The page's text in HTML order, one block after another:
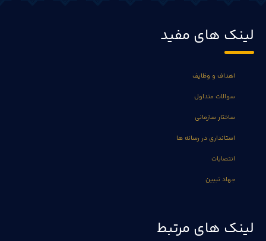
لینک های مفید
اهداف و وظایف
سوالات متداول
ساختار سازمانی
استانداری در رسانه ها
انتصابات
جهاد تبیین
لینک های مرتبط